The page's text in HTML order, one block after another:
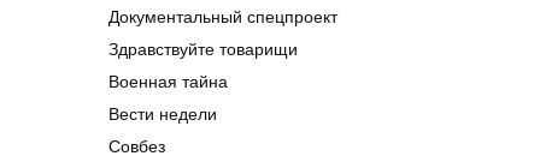
Документальный спецпроект
Здравствуйте товарищи
Военная тайна
Вести недели
Совбез